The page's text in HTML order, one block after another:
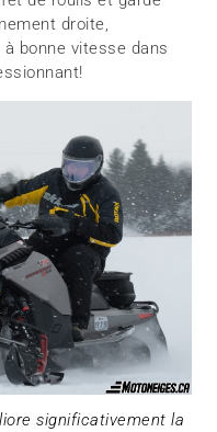
droite,
bonne vitesse dans
significativement la